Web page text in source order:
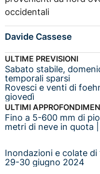
occidentali
Davide Cassese
ULTIME PREVISIONI
Sabato stabile,
temporali sparsi
Rovesci e venti di
giovedì
ULTIMI
Fino a 5-600 mm di
metri di neve in quota
Inondazioni e colate di
29-30 giugno 2024